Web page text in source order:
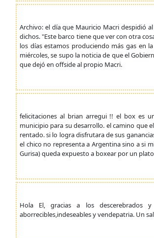
Archivo: el día que Mauricio Macri despidió
dichos. "Este barco tiene que ver con otra
los días estamos produciendo más gas en
miércoles, se supo la noticia de que el
que dejó en offside al propio Macri.
felicitaciones al brian arregui !! el box es
municipio para su desarrollo. el camino que
rentado. si lo logra disfrutara de sus
el chico no representa a Argentina sino a si
Gurisa) queda expuesto a boxear por un
Hola El, gracias a los descerebrados
aborrecibles,indeseables y vendepatria. Un